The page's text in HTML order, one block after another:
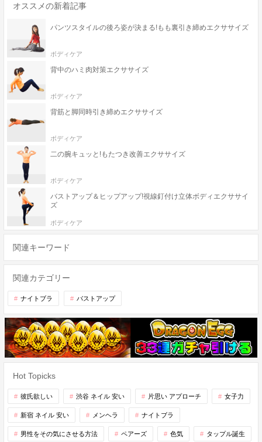
オススメの新着記事
パンツスタイルの後ろ姿が決まる!もも裏引き締めエクササイズ
ボディケア
背中のハミ肉対策エクササイズ
ボディケア
背筋と脚同時引き締めエクササイズ
ボディケア
二の腕キュッと!もたつき改善エクササイズ
ボディケア
バストアップ＆ヒップアップ!視線釘付け立体ボディエクササイ
ズ
ボディケア
関連キーワード
関連カテゴリー
ナイトブラ バストアップ
Hot Topicks
彼氏欲しい 渋谷 ネイル 安い 片思い アプローチ 女子力
新宿 ネイル 安い メンヘラ ナイトブラ
男性をその気にさせる方法 ペアーズ 色気 タップル誕生